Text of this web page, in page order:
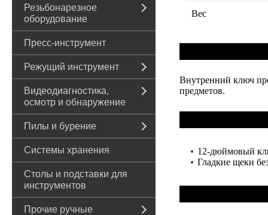
Резьбонарезное
оборудование
Пресс-инструмент
Режущий инструмент
Видеодиагностика,
осмотр и обнаружение
Пилы и бурение
Системы хранения
Столы и подставки для
инструментов
Прочие ручные
Вес
Внутренний ключ
предметов.
12-дюймовый
Гладкие щеки